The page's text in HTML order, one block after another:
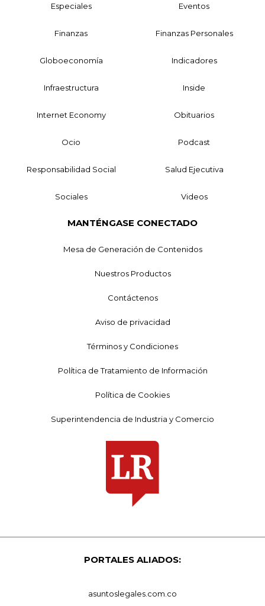
Especiales Eventos
Finanzas Finanzas Personales
Globoeconomía Indicadores
Infraestructura Inside
Internet Economy Obituarios
Ocio Podcast
Responsabilidad Social Salud Ejecutiva
Sociales Videos
MANTÉNGASE CONECTADO
Mesa de Generación de Contenidos
Nuestros Productos
Contáctenos
Aviso de privacidad
Términos y Condiciones
Política de Tratamiento de Información
Política de Cookies
Superintendencia de Industria y Comercio
PORTALES ALIADOS:
asuntoslegales.com.co